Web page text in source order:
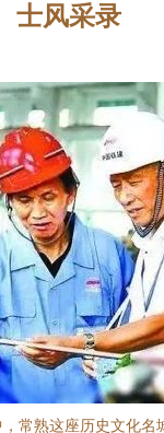
士风采录
常熟这座历史文化名